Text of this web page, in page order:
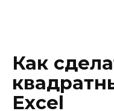
Как
Excel